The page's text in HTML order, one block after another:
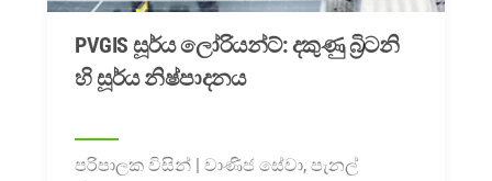
PVGIS සූර්ය ලෝරියන්ට්: දකුණු බ්‍රිටනි
හි සූර්ය නිෂ්පාදනය
පරිපාලක විසින් | වාණිජ සේවා, පැනල්